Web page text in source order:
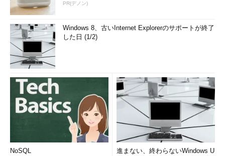
PR(デノン)
Windows 8、古いInternet Explorerのサポートが終了
した日 (1/2)
NoSQL
進まない、終わらないWindows U